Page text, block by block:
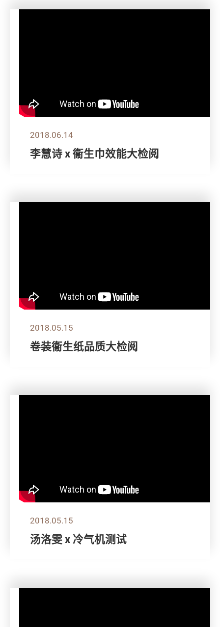
2018.06.14
李慧诗 x 衞生巾效能大检阅
2018.05.15
卷装衞生纸品质大检阅
2018.05.15
汤洛雯 x 冷气机测试